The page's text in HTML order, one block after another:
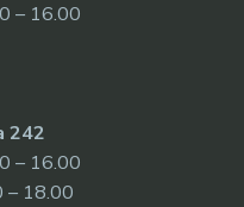
– 16.00
242
– 16.00
– 18.00